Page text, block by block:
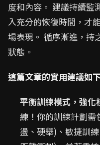
度和內容。 建議持續監
入充分的恢復時間，才
場表現。 循序漸進，持
狀態。
這篇文章的實用建議如
平衡訓練模式，強化
練！你的訓練計劃需
盪、硬舉)、敏捷訓